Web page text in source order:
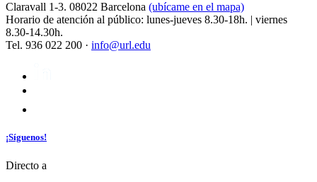
Claravall 1-3. 08022 Barcelona (ubícame en el mapa)
Horario de atención al público: lunes-jueves 8.30-18h. | viernes
8.30-14.30h.
Tel. 936 022 200 · info@url.edu
¡Síguenos!
Directo a